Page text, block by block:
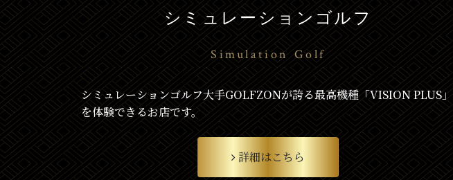
シミュレーションゴルフ
Simulation Golf
シミュレーションゴルフ大手GOLFZONが誇る最高機種「VISION PLUS」
を体験できるお店です。
詳細はこちら